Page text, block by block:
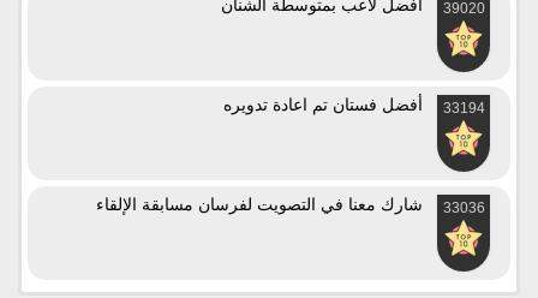
39020 افضل لاعب بمتوسطة الشنان
33194 أفضل فستان تم اعادة تدويره
33036 شارك معنا في التصويت لفرسان مسابقة الإلقاء